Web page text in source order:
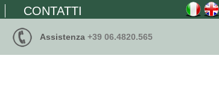
CONTATTI
Assistenza+39 06.4820.565